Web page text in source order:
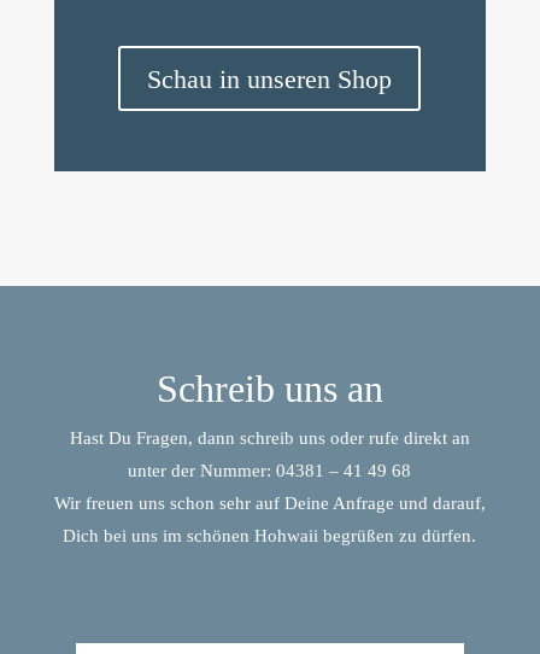
Schau in unseren Shop
Schreib uns an
Hast Du Fragen, dann schreib uns oder rufe direkt an
unter der Nummer: 04381 – 41 49 68
Wir freuen uns schon sehr auf Deine Anfrage und darauf,
Dich bei uns im schönen Hohwaii begrüßen zu dürfen.